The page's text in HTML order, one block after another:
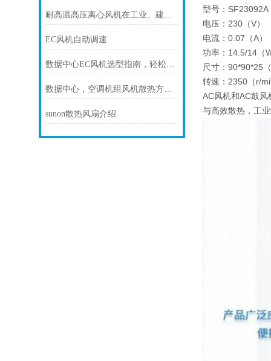
耐高温高压离心风机在工业、建筑、环境工程等领域中发挥着重要的作用
EC风机自动调速
数据中心EC风机选型指南，轻松降温更省电
数据中心，空调机组风机散热方案！
sunon散热风扇介绍
型号：SF23092A
电压：230（V）
电流：0.07（A）
功率：14.5/14（
尺寸：90*90*25
转速：2350（r/
AC风机和AC鼓
与高效散热，工